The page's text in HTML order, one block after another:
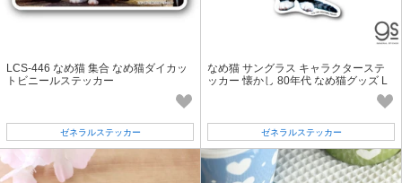
LCS-446 なめ猫 集合 なめ猫ダイカッ
トビニールステッカー
ゼネラルステッカー
なめ猫 サングラス キャラクターステ
ッカー 懐かし 80年代 なめ猫グッズ L
ゼネラルステッカー